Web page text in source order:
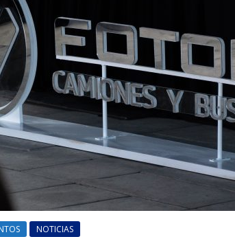
NOTICIAS